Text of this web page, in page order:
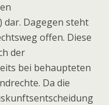
) dar. Dagegen steht
offen. Diese
der
bei behaupteten
Da die